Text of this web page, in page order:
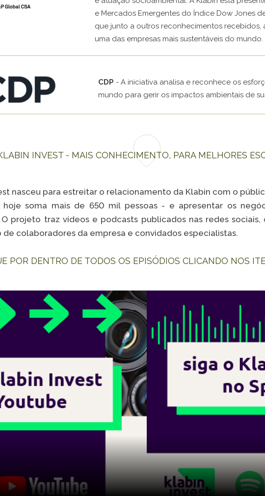
e Mercados Emergentes do Índice Dow Jones
que junto a outros reconhecimentos recebidos,
uma das empresas mais sustentáveis do mundo.
CDP - A iniciativa analisa e reconhece os
mundo para gerir os impactos ambientais de
INVEST - MAIS CONHECIMENTO, PARA MELHORES
nasceu para estreitar o relacionamento da Klabin com o
soma mais de 650 mil pessoas - e apresentar os
O projeto traz vídeos e podcasts publicados nas redes
colaboradores da empresa e convidados especialistas.
POR DENTRO DE TODOS OS EPISÓDIOS CLICANDO NOS